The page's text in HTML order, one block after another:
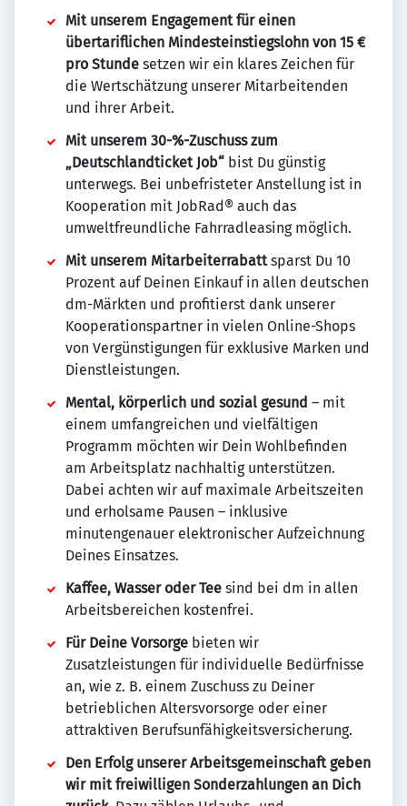
Mit unserem Engagement für einen
übertariflichen Mindesteinstiegslohn von 15 €
pro Stunde setzen wir ein klares Zeichen für
die Wertschätzung unserer Mitarbeitenden
und ihrer Arbeit.
Mit unserem 30-%-Zuschuss zum
„Deutschlandticket Job“ bist Du günstig
unterwegs. Bei unbefristeter Anstellung ist in
Kooperation mit JobRad® auch das
umweltfreundliche Fahrradleasing möglich.
Mit unserem Mitarbeiterrabattsparst Du 10
Prozent auf Deinen Einkauf in allen deutschen
dm-Märkten und profitierst dank unserer
Kooperationspartner in vielen Online-Shops
von Vergünstigungen für exklusive Marken und
Dienstleistungen.
Mental, körperlich und sozial gesund – mit
einem umfangreichen und vielfältigen
Programm möchten wir Dein Wohlbefinden
am Arbeitsplatz nachhaltig unterstützen.
Dabei achten wir auf maximale Arbeitszeiten
und erholsame Pausen – inklusive
minutengenauer elektronischer Aufzeichnung
Deines Einsatzes.
Kaffee, Wasser oder Tee sind bei dm in allen
Arbeitsbereichen kostenfrei.
Für Deine Vorsorge bieten wir
Zusatzleistungen für individuelle Bedürfnisse
an, wie z. B. einem Zuschuss zu Deiner
betrieblichen Altersvorsorge oder einer
attraktiven Berufsunfähigkeitsversicherung.
Den Erfolg unserer Arbeitsgemeinschaft geben
wir mit freiwilligen Sonderzahlungen an Dich